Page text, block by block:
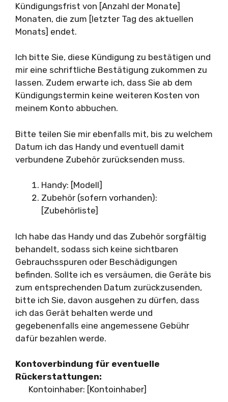
Kündigungsfrist von [Anzahl der Monate]
Monaten, die zum [letzter Tag des aktuellen
Monats] endet.
Ich bitte Sie, diese Kündigung zu bestätigen und
mir eine schriftliche Bestätigung zukommen zu
lassen. Zudem erwarte ich, dass Sie ab dem
Kündigungstermin keine weiteren Kosten von
meinem Konto abbuchen.
Bitte teilen Sie mir ebenfalls mit, bis zu welchem
Datum ich das Handy und eventuell damit
verbundene Zubehör zurücksenden muss.
Handy: [Modell]
Zubehör (sofern vorhanden):
[Zubehörliste]
Ich habe das Handy und das Zubehör sorgfältig
behandelt, sodass sich keine sichtbaren
Gebrauchsspuren oder Beschädigungen
befinden. Sollte ich es versäumen, die Geräte bis
zum entsprechenden Datum zurückzusenden,
bitte ich Sie, davon ausgehen zu dürfen, dass
ich das Gerät behalten werde und
gegebenenfalls eine angemessene Gebühr
dafür bezahlen werde.
Kontoverbindung für eventuelle
Rückerstattungen:
Kontoinhaber: [Kontoinhaber]